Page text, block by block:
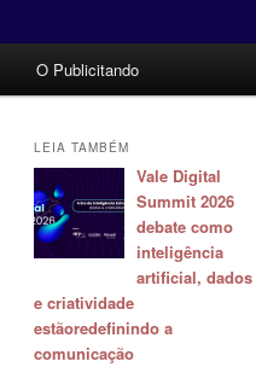
O Publicitando
LEIA TAMBÉM
Vale Digital
Summit 2026
debate como
inteligência
artificial, dados
e criatividade
estãoredefinindo a
comunicação